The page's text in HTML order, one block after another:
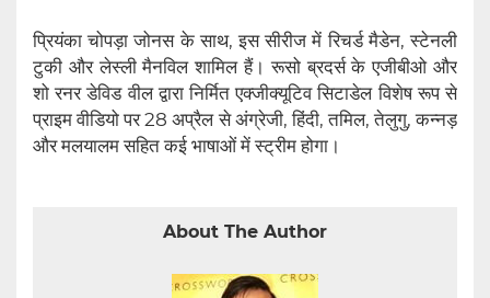
प्रियंका चोपड़ा जोनस के साथ, इस सीरीज में रिचर्ड मैडेन, स्टेनली
टुकी और लेस्ली मैनविल शामिल हैं। रूसो ब्रदर्स के एजीबीओ और
शो रनर डेविड वील द्वारा निर्मित एक्जीक्यूटिव सिटाडेल विशेष रूप से
प्राइम वीडियो पर 28 अप्रैल से अंग्रेजी, हिंदी, तमिल, तेलुगु, कन्नड़
और मलयालम सहित कई भाषाओं में स्ट्रीम होगा।
About The Author